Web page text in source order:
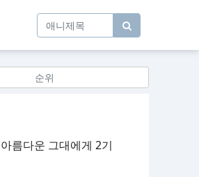
순위
아름다운 그대에게 2기